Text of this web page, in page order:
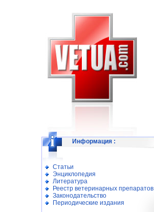
Информация :
Статьи
Энциклопедия
Литература
Реестр ветеринарных препаратов
Законодательство
Периодические издания